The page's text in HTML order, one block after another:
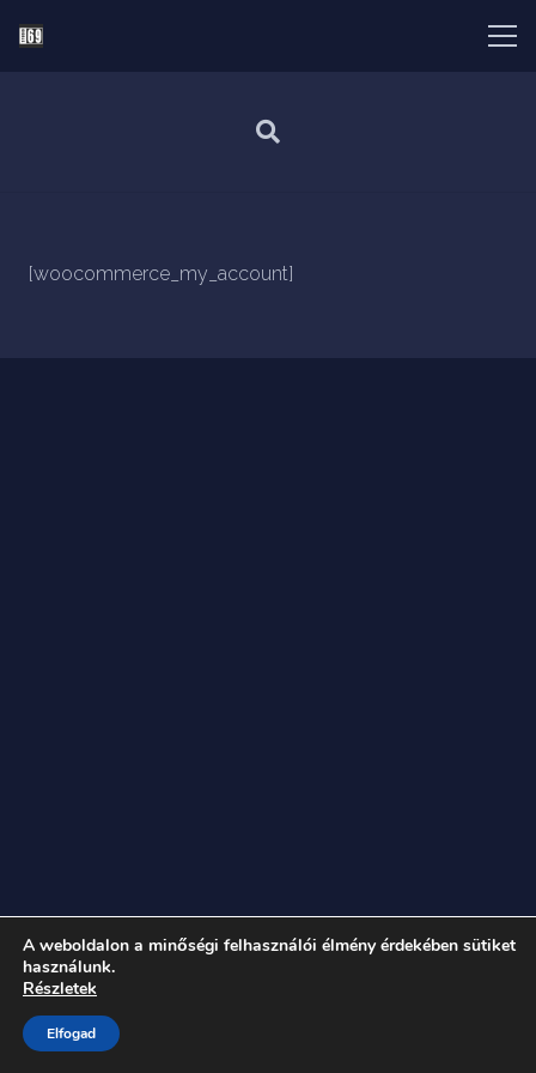
[woocommerce_my_account]
A weboldalon a minőségi felhasználói élmény érdekében sütiket
használunk.
Részletek
Elfogad